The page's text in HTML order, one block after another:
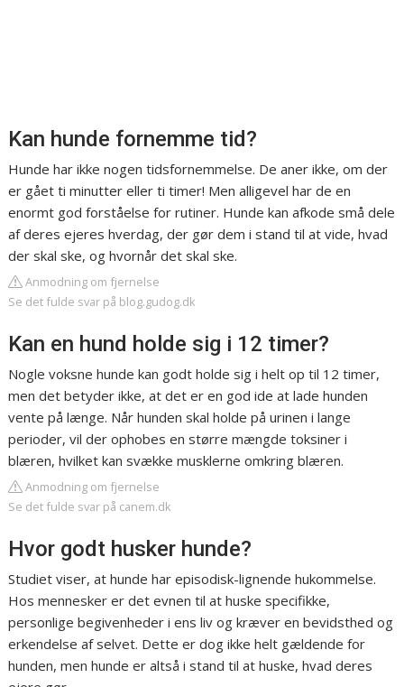
Kan hunde fornemme tid?
Hunde har ikke nogen tidsfornemmelse. De aner ikke, om der
er gået ti minutter eller ti timer! Men alligevel har de en
enormt god forståelse for rutiner. Hunde kan afkode små dele
af deres ejeres hverdag, der gør dem i stand til at vide, hvad
der skal ske, og hvornår det skal ske.
Anmodning om fjernelse
Se det fulde svar på blog.gudog.dk
Kan en hund holde sig i 12 timer?
Nogle voksne hunde kan godt holde sig i helt op til 12 timer,
men det betyder ikke, at det er en god ide at lade hunden
vente på længe. Når hunden skal holde på urinen i lange
perioder, vil der ophobes en større mængde toksiner i
blæren, hvilket kan svække musklerne omkring blæren.
Anmodning om fjernelse
Se det fulde svar på canem.dk
Hvor godt husker hunde?
Studiet viser, at hunde har episodisk-lignende hukommelse.
Hos mennesker er det evnen til at huske specifikke,
personlige begivenheder i ens liv og kræver en bevidsthed og
erkendelse af selvet. Dette er dog ikke helt gældende for
hunden, men hunde er altså i stand til at huske, hvad deres